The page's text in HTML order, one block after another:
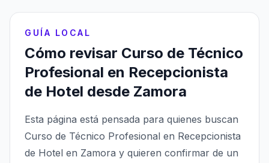
GUÍA LOCAL
Cómo revisar Curso de Técnico
Profesional en Recepcionista
de Hotel desde Zamora
Esta página está pensada para quienes buscan
Curso de Técnico Profesional en Recepcionista
de Hotel en Zamora y quieren confirmar de un